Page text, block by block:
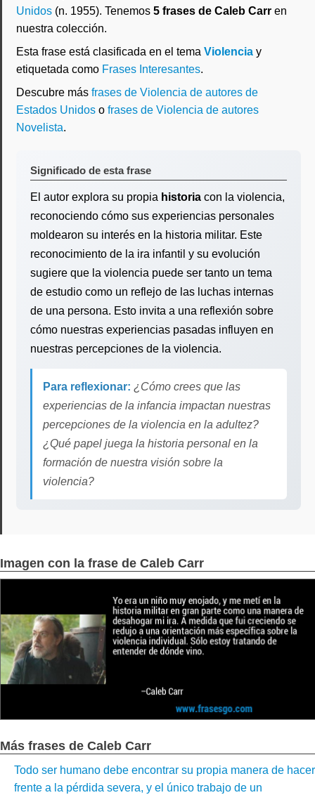
Unidos (n. 1955). Tenemos 5 frases de Caleb Carr en
nuestra colección.
Esta frase está clasificada en el tema Violencia y
etiquetada como Frases Interesantes.
Descubre más frases de Violencia de autores de
Estados Unidos o frases de Violencia de autores
Novelista.
Significado de esta frase
El autor explora su propia historia con la violencia,
reconociendo cómo sus experiencias personales
moldearon su interés en la historia militar. Este
reconocimiento de la ira infantil y su evolución
sugiere que la violencia puede ser tanto un tema
de estudio como un reflejo de las luchas internas
de una persona. Esto invita a una reflexión sobre
cómo nuestras experiencias pasadas influyen en
nuestras percepciones de la violencia.
Para reflexionar: ¿Cómo crees que las
experiencias de la infancia impactan nuestras
percepciones de la violencia en la adultez?
¿Qué papel juega la historia personal en la
formación de nuestra visión sobre la
violencia?
Imagen con la frase de Caleb Carr
Más frases de Caleb Carr
Todo ser humano debe encontrar su propia manera de hacer
frente a la pérdida severa, y el único trabajo de un